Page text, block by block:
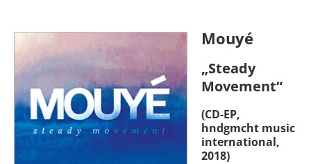
Mouyé
„Steady
Movement“
(CD-EP,
hndgmcht music
international,
2018)